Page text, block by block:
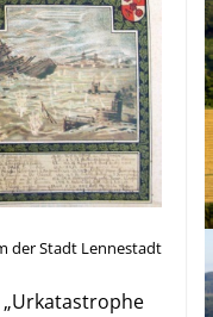
der Stadt Lennestadt